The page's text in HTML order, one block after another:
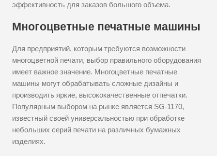
эффективность для заказов большого объема.
Многоцветные печатные машины
Для предприятий, которым требуются возможности
многоцветной печати, выбор правильного оборудования
имеет важное значение. Многоцветные печатные
машины могут обрабатывать сложные дизайны и
производить яркие, высококачественные отпечатки.
Популярным выбором на рынке является SG-1170,
известный своей универсальностью при обработке
небольших серий печати на различных бумажных
изделиях.